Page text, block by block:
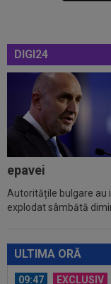
DIGI24
epavei
Autoritățile bulgare au
explodat sâmbătă
ULTIMA ORĂ
08:58
Hakan
obiective a setat
08:57
”Meciul
conduceau cu 3-0,
După 1.085
gol pentru Dinamo și
09:52 OFICIAL
A
2026, în SuperLiga
Serie A
09:47 EXCLUSIV